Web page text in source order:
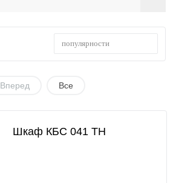
популярности
Вперед Все
Шкаф КБС 041 ТН